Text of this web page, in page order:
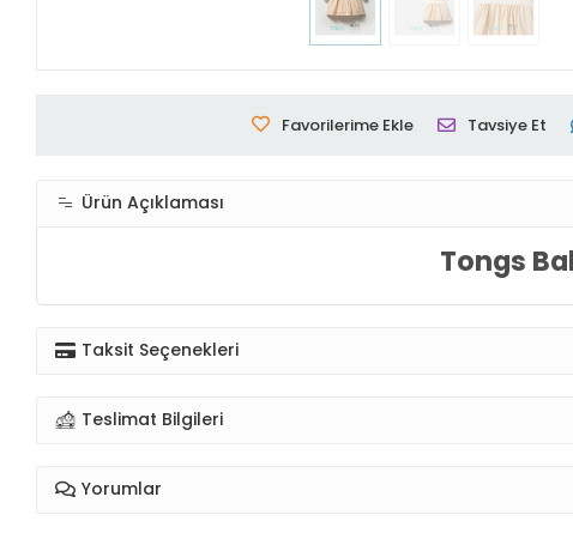
Favorilerime Ekle Tavsiye Et
Ürün Açıklaması
Tongs
Taksit Seçenekleri
Teslimat Bilgileri
Yorumlar